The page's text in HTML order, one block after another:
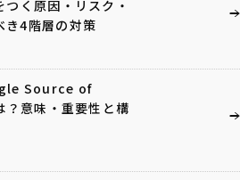
く原因・リスク・
き4階層の対策
Source of
意味・重要性と構